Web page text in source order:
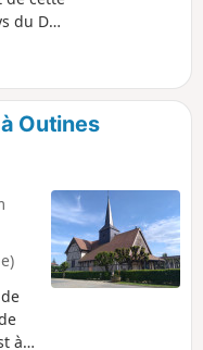
du Der
la
Outines
à